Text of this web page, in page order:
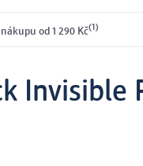
od 1 290 Kč(1)
Invisible